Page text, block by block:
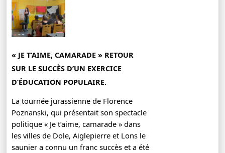
« JE T’AIME, CAMARADE » RETOUR
SUR LE SUCCÈS D’UN EXERCICE
D’ÉDUCATION POPULAIRE.
La tournée jurassienne de Florence
Poznanski, qui présentait son spectacle
politique « Je t’aime, camarade » dans
les villes de Dole, Aiglepierre et Lons le
saunier a connu un franc succès et a été